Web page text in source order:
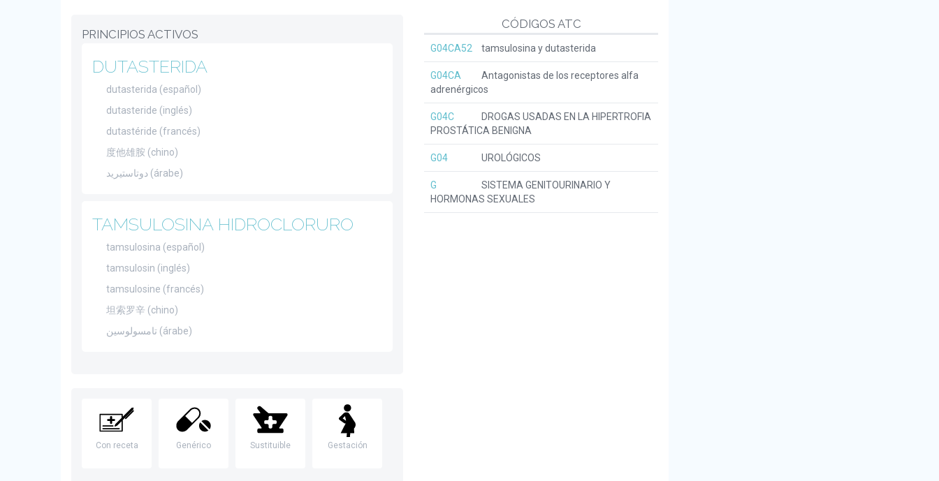
CÓDIGOS ATC
G04CA52 tamsulosina y dutasterida
G04CA
Antagonistas de los receptores alfa
adrenérgicos
G04C
DROGAS USADAS EN LA HIPERTROFIA
PROSTÁTICA BENIGNA
G04 UROLÓGICOS
G
SISTEMA GENITOURINARIO Y
HORMONAS SEXUALES
PRINCIPIOS ACTIVOS
DUTASTERIDA
dutasterida (español)
dutasteride (inglés)
dutastéride (francés)
度他雄胺 (chino)
دوتاستيريد (árabe)
TAMSULOSINA HIDROCLORURO
tamsulosina (español)
tamsulosin (inglés)
tamsulosine (francés)
坦索罗辛 (chino)
تامسولوسين (árabe)
Con receta Genérico Sustituible Gestación